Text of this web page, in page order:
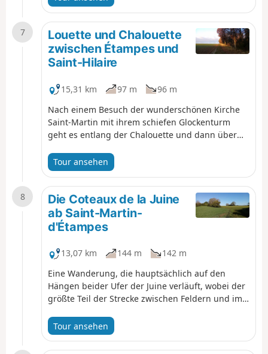
autres éléments de patrimoine sont au rendez-
vous.
7
Louette und Chalouette
zwischen Étampes und
Saint-Hilaire
15,31 km 97 m
96 m
Nach einem Besuch der wunderschönen Kirche
Saint-Martin mit ihrem schiefen Glockenturm
geht es entlang der Chalouette und dann über
der Dörfer Chalo-Saint-Mars und Saint-Hilaire
bietet schöne Einblicke in das kulturelle Erbe. Der
Rückweg verläuft hauptsächlich auf einem
Radweg in der Nähe der Louette.
Tour ansehen
8
Die Coteaux de la Juine
ab Saint-Martin-
d'Étampes
13,07 km 144 m
142 m
Eine Wanderung, die hauptsächlich auf den
Hängen beider Ufer der Juine verläuft, wobei der
größte Teil der Strecke zwischen Feldern und im
gemächlich im Schatten entlang der Juine und
des Juineteau.
Tour ansehen